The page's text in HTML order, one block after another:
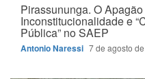
Pirassununga. O
Inconstitucionalidade e
Pública” no SAEP
Antonio Naressi 7 de agosto